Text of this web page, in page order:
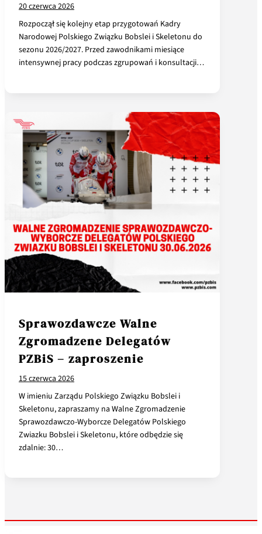
20 czerwca 2026
Rozpoczął się kolejny etap przygotowań Kadry
Narodowej Polskiego Związku Bobslei i Skeletonu do
sezonu 2026/2027. Przed zawodnikami miesiące
intensywnej pracy podczas zgrupowań i konsultacji…
Sprawozdawcze Walne
Zgromadzene Delegatów
PZBiS – zaproszenie
15 czerwca 2026
W imieniu Zarządu Polskiego Związku Bobslei i
Skeletonu, zapraszamy na Walne Zgromadzenie
Sprawozdawczo-Wyborcze Delegatów Polskiego
Zwiazku Bobslei i Skeletonu, które odbędzie się
zdalnie: 30…